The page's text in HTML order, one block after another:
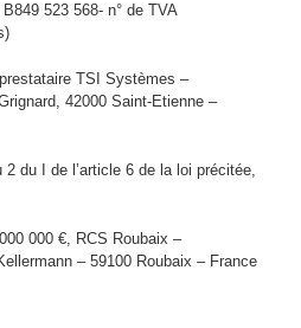
523 568- n° de TVA
TSI Systèmes –
42000 Saint-Etienne –
2 du I de l’article 6 de la loi précitée,
000 €, RCS Roubaix –
– 59100 Roubaix – France